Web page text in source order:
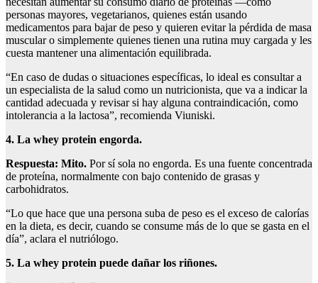
personas mayores, vegetarianos, quienes están usando
medicamentos para bajar de peso y quieren evitar la pérdida de masa
muscular o simplemente quienes tienen una rutina muy cargada y les
cuesta mantener una alimentación equilibrada.
“En caso de dudas o situaciones específicas, lo ideal es consultar a
un especialista de la salud como un nutricionista, que va a indicar la
cantidad adecuada y revisar si hay alguna contraindicación, como
intolerancia a la lactosa”, recomienda Viuniski.
4. La whey protein engorda.
Respuesta: Mito. Por sí sola no engorda. Es una fuente concentrada
de proteína, normalmente con bajo contenido de grasas y
carbohidratos.
“Lo que hace que una persona suba de peso es el exceso de calorías
en la dieta, es decir, cuando se consume más de lo que se gasta en el
día”, aclara el nutriólogo.
5. La whey protein puede dañar los riñones.